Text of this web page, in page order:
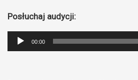
Posłuchaj audycji:
Odtwarzacz
plików
00:00